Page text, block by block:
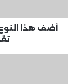
تقوية
جهازكأضف هذا